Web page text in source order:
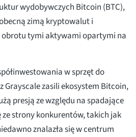
wydobywczych Bitcoin (BTC),
zimą kryptowalut i
obrotu tymi aktywami opartymi na
w sprzęt do
Grayscale zasili ekosystem Bitcoin,
presją ze względu na spadające
ze strony konkurentów, takich jak
znalazła się w centrum